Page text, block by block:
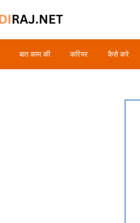
बात काम की करियर कैसे करे